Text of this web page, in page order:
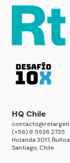
HQ Chile
(+56) 9 5538 2735
Holanda 3017,
Santiago, Chile.